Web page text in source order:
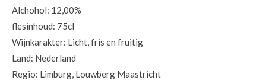
Alchohol: 12,00%
flesinhoud: 75cl
Wijnkarakter: Licht, fris en fruitig
Land: Nederland
Regio: Limburg, Louwberg Maastricht